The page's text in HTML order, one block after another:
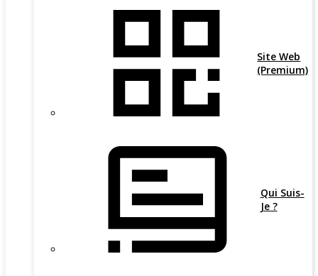
Site Web
(Premium)
Qui Suis-
Je ?